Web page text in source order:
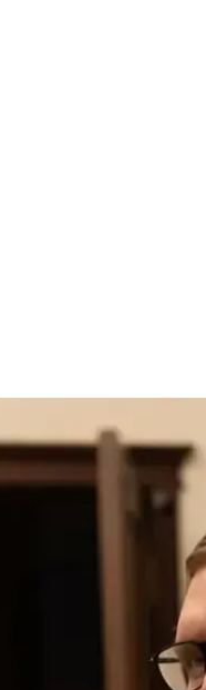
руководителя Офиса
Дмитрий Гончар /
Андрея
ВАКС назначил
дня избрания
процессуальные